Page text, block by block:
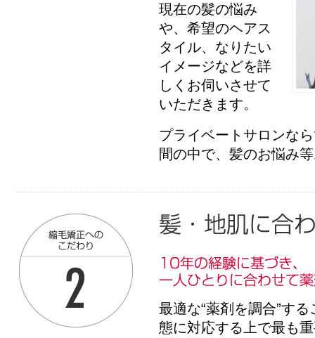
現在の髪の悩み
や、希望のヘアス
タイル、なりたい
イメージなどを詳
しくお伺いさせて
いただきます。
プライベートサロンな
間の中で、髪のお悩み
最適な“薬剤を調合”す
態に対応する上で最も